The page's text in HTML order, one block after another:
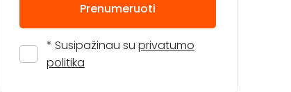
Prenumeruoti
* Susipažinau su privatumo
politika